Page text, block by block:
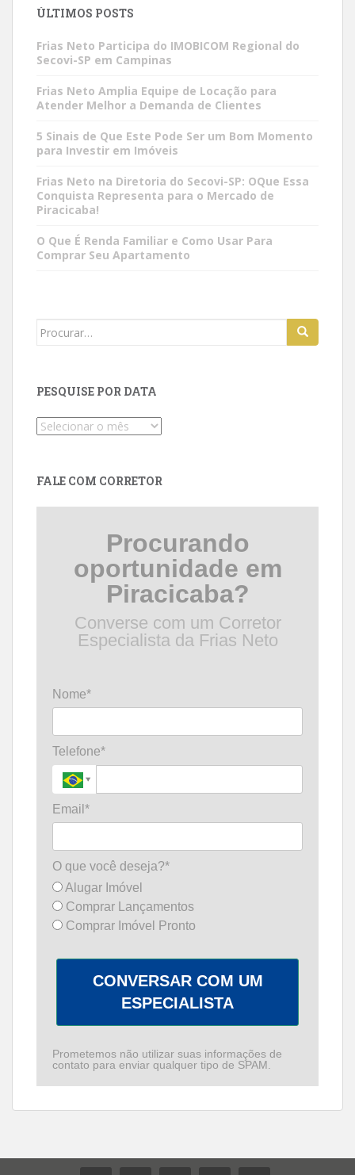
ÚLTIMOS POSTS
Frias Neto Participa do IMOBICOM Regional do
Secovi-SP em Campinas
Frias Neto Amplia Equipe de Locação para
Atender Melhor a Demanda de Clientes
5 Sinais de Que Este Pode Ser um Bom Momento
para Investir em Imóveis
Frias Neto na Diretoria do Secovi-SP: OQue Essa
Conquista Representa para o Mercado de
Piracicaba!
O Que É Renda Familiar e Como Usar Para
Comprar Seu Apartamento
Search
PESQUISE POR DATA
Pesquise
FALE COM CORRETOR
Procurando
oportunidade em
Piracicaba?
Converse com um Corretor
Especialista da Frias Neto
Nome*
Telefone*
Email*
O que você deseja?*
Alugar Imóvel
Comprar Lançamentos
Comprar Imóvel Pronto
CONVERSAR COM UM
ESPECIALISTA
Prometemos não utilizar suas informações de
contato para enviar qualquer tipo de SPAM.